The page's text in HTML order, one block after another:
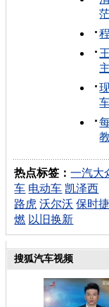
热点标签：一汽大
车 电动车 凯泽西
路虎 沃尔沃 保时捷
燃 以旧换新
搜狐汽车视频